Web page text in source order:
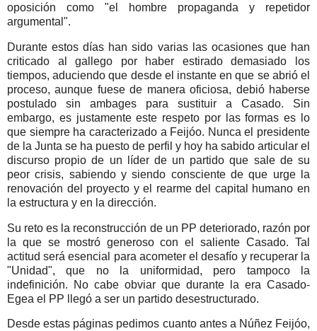
oposición como "el hombre propaganda y repetidor
argumental".
Durante estos días han sido varias las ocasiones que han
criticado al gallego por haber estirado demasiado los
tiempos, aduciendo que desde el instante en que se abrió el
proceso, aunque fuese de manera oficiosa, debió haberse
postulado sin ambages para sustituir a Casado. Sin
embargo, es justamente este respeto por las formas es lo
que siempre ha caracterizado a Feijóo. Nunca el presidente
de la Junta se ha puesto de perfil y hoy ha sabido articular el
discurso propio de un líder de un partido que sale de su
peor crisis, sabiendo y siendo consciente de que urge la
renovación del proyecto y el rearme del capital humano en
la estructura y en la dirección.
Su reto es la reconstrucción de un PP deteriorado, razón por
la que se mostró generoso con el saliente Casado. Tal
actitud será esencial para acometer el desafío y recuperar la
"Unidad", que no la uniformidad, pero tampoco la
indefinición. No cabe obviar que durante la era Casado-
Egea el PP llegó a ser un partido desestructurado.
Desde estas páginas pedimos cuanto antes a Núñez Feijóo,